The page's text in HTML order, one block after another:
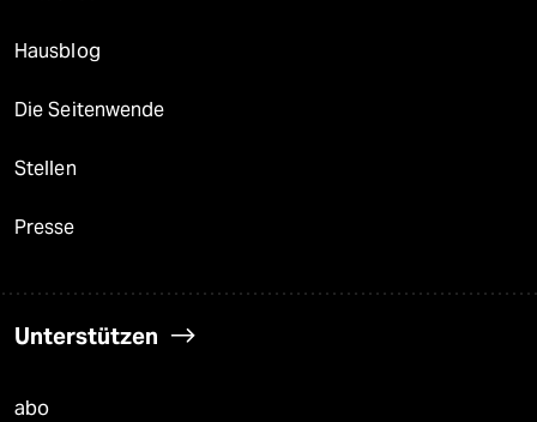
Hausblog
Die Seitenwende
Stellen
Presse
Unterstützen
abo